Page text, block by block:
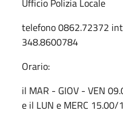
telefono 0862.72372
348.8600784
Orario:
il MAR - GIOV - VEN
e il LUN e MERC 15.00/